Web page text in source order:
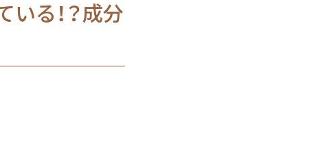
いる！？成分